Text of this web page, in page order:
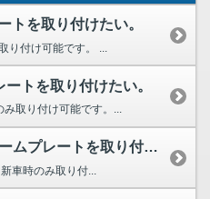
トを取り付けたい。
り付け可能です。 ...
トを取り付けたい。
み取り付け可能です。...
RR60/RR70シリーズにネームプレートを取り付けたい。
車時のみ取り付...